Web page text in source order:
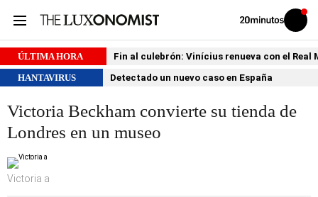
Volver
Iniciar
sesión
ÚLTIMA HORA
Fin al culebrón: Vinícius renueva con el Real
HANTAVIRUS
Detectado un nuevo caso en España
Victoria Beckham convierte su tienda de
Londres en un museo
Victoria a